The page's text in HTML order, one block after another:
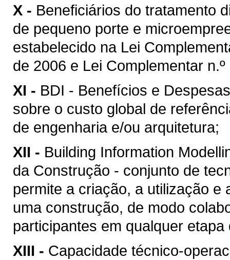
X - Beneficiários do tratamento
de pequeno porte e
estabelecido na Lei
de 2006 e Lei Complementar
XI - BDI - Benefícios e
sobre o custo global de
de engenharia e/ou arquitetura;
XII - Building Information
da Construção - conjunto de
permite a criação, a utilização e
uma construção, de modo
participantes em qualquer
XIII - Capacidade técnico-